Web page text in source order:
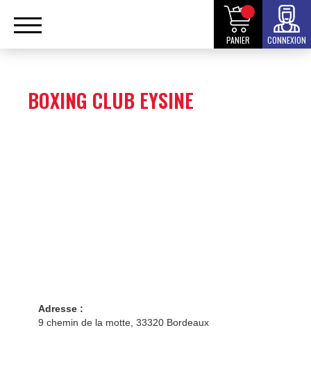
PANIER CONNEXION
BOXING CLUB EYSINE
Adresse :
9 chemin de la motte, 33320 Bordeaux